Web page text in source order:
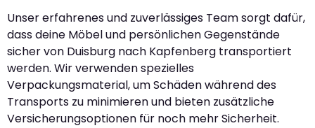
Unser erfahrenes und zuverlässiges Team sorgt dafür,
dass deine Möbel und persönlichen Gegenstände
sicher von Duisburg nach Kapfenberg transportiert
werden. Wir verwenden spezielles
Verpackungsmaterial, um Schäden während des
Transports zu minimieren und bieten zusätzliche
Versicherungsoptionen für noch mehr Sicherheit.